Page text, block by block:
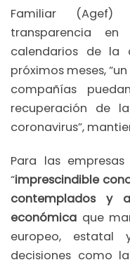
Familiar
transparencia
calendarios de la
próximos meses,
compañías
recuperación de
coronavirus”,
Para las
“imprescindible
contemplados y
económica que
europeo,
decisiones como